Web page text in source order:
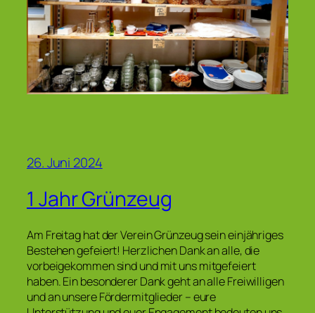
26. Juni 2024
1 Jahr Grünzeug
Am Freitag hat der Verein Grünzeug sein einjähriges
Bestehen gefeiert! Herzlichen Dank an alle, die
vorbeigekommen sind und mit uns mitgefeiert
haben. Ein besonderer Dank geht an alle Freiwilligen
und an unsere Fördermitglieder – eure